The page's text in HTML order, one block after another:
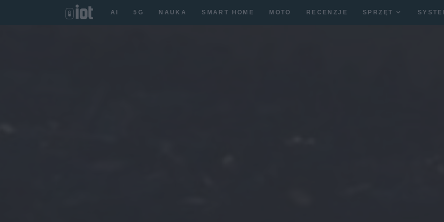
AI 5G NAUKA SMART HOME MOTO RECENZJE SPRZĘT